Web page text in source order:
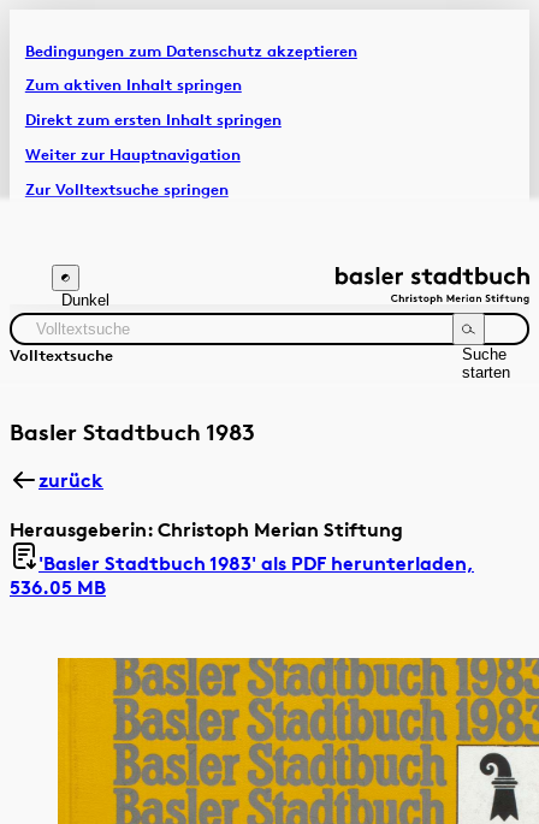
Bedingungen zum Datenschutz akzeptieren
Zum aktiven Inhalt springen
Direkt zum ersten Inhalt springen
Weiter zur Hauptnavigation
Zur Volltextsuche springen
Artikel & Dossiers
Chronik
Dunkel
Volltextsuche
Suche
starten
Zeitraum Autor:in
Basler Stadtbuch 1983
zurück
Herausgeberin: Christoph Merian Stiftung
'Basler Stadtbuch 1983' als PDF herunterladen,
536.05 MB